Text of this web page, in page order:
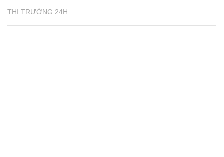
THỊ TRƯỜNG 24H